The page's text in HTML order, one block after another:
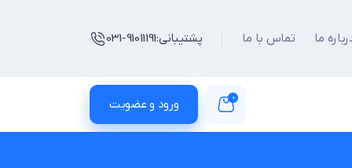
ما تماس با ما پشتیبانی:031-91011191
0 ورود و عضویت